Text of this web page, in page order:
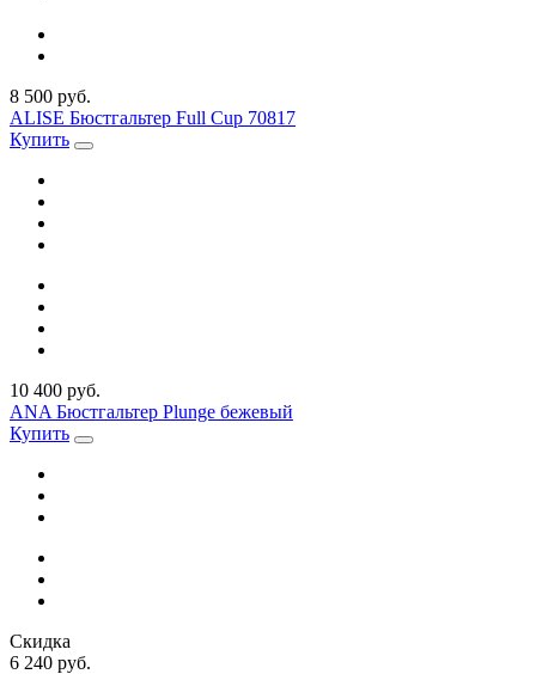
8 500 руб.
ALISE Бюстгальтер Full Cup 70817
Купить
10 400 руб.
ANA Бюстгальтер Plunge бежевый
Купить
Скидка
6 240 руб.